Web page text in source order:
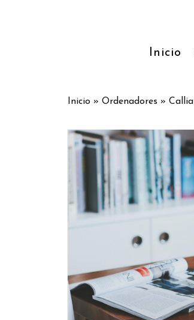
Inicio
Inicio » Ordenadores » Callia